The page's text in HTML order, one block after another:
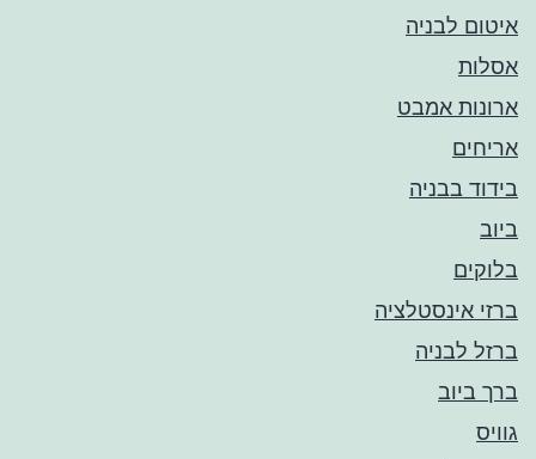
איטום לבניה
אסלות
ארונות אמבט
אריחים
בידוד בבניה
ביוב
בלוקים
ברזי אינסטלציה
ברזל לבניה
ברך ביוב
גוויס